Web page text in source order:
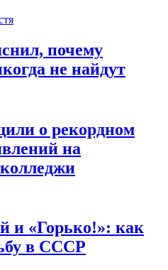
почему
не найдут
о рекордном
на
и «Горько!»: как
в СССР